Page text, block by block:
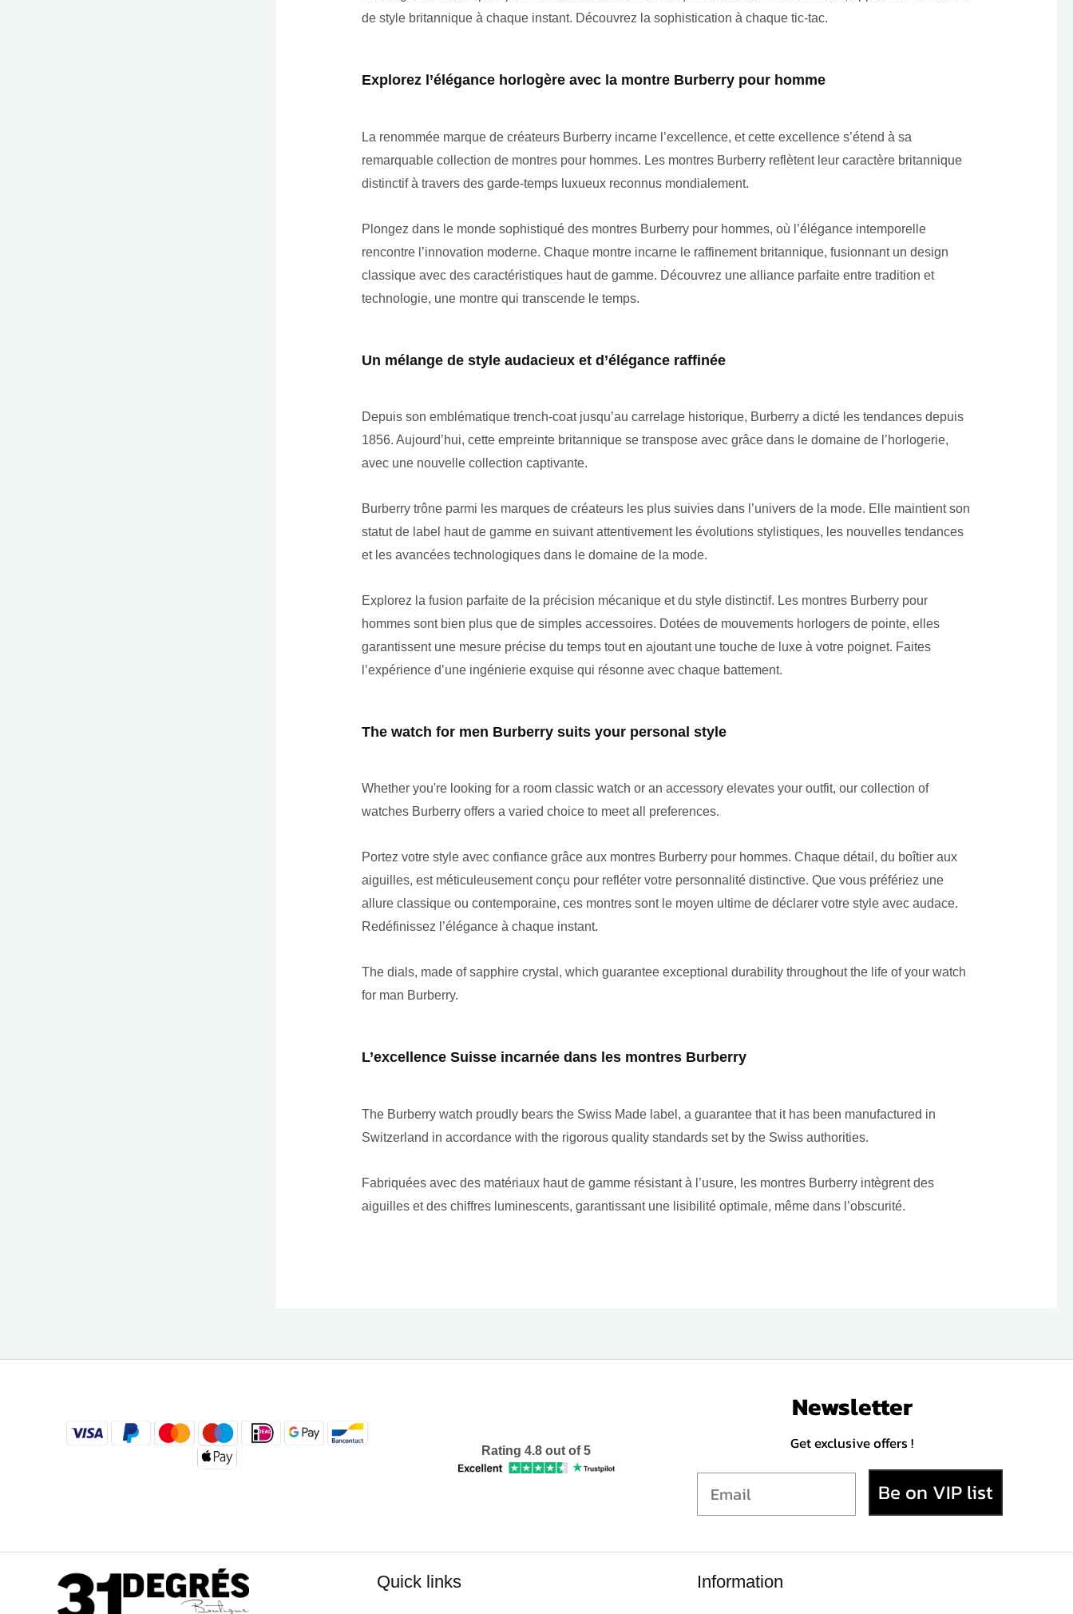
de style britannique à chaque instant. Découvrez la sophistication à chaque tic-tac.
Explorez l’élégance horlogère avec la montre Burberry pour homme
La renommée marque de créateurs Burberry incarne l’excellence, et cette excellence s’étend à sa
remarquable collection de montres pour hommes. Les montres Burberry reflètent leur caractère britannique
distinctif à travers des garde-temps luxueux reconnus mondialement.
Plongez dans le monde sophistiqué des montres Burberry pour hommes, où l’élégance intemporelle
rencontre l’innovation moderne. Chaque montre incarne le raffinement britannique, fusionnant un design
classique avec des caractéristiques haut de gamme. Découvrez une alliance parfaite entre tradition et
technologie, une montre qui transcende le temps.
Un mélange de style audacieux et d’élégance raffinée
Depuis son emblématique trench-coat jusqu’au carrelage historique, Burberry a dicté les tendances depuis
1856. Aujourd’hui, cette empreinte britannique se transpose avec grâce dans le domaine de l’horlogerie,
avec une nouvelle collection captivante.
Burberry trône parmi les marques de créateurs les plus suivies dans l’univers de la mode. Elle maintient son
statut de label haut de gamme en suivant attentivement les évolutions stylistiques, les nouvelles tendances
et les avancées technologiques dans le domaine de la mode.
Explorez la fusion parfaite de la précision mécanique et du style distinctif. Les montres Burberry pour
hommes sont bien plus que de simples accessoires. Dotées de mouvements horlogers de pointe, elles
garantissent une mesure précise du temps tout en ajoutant une touche de luxe à votre poignet. Faites
l’expérience d’une ingénierie exquise qui résonne avec chaque battement.
The watch for men Burberry suits your personal style
Whether you're looking for a room classic watch or an accessory elevates your outfit, our collection of
watches Burberry offers a varied choice to meet all preferences.
Portez votre style avec confiance grâce aux montres Burberry pour hommes. Chaque détail, du boîtier aux
aiguilles, est méticuleusement conçu pour refléter votre personnalité distinctive. Que vous préfériez une
allure classique ou contemporaine, ces montres sont le moyen ultime de déclarer votre style avec audace.
Redéfinissez l’élégance à chaque instant.
The dials, made of sapphire crystal, which guarantee exceptional durability throughout the life of your watch
for man Burberry.
L’excellence Suisse incarnée dans les montres Burberry
The Burberry watch proudly bears the Swiss Made label, a guarantee that it has been manufactured in
Switzerland in accordance with the rigorous quality standards set by the Swiss authorities.
Fabriquées avec des matériaux haut de gamme résistant à l’usure, les montres Burberry intègrent des
aiguilles et des chiffres luminescents, garantissant une lisibilité optimale, même dans l’obscurité.
Rating 4.8 out of 5
Newsletter
Get exclusive offers !
Be on VIP list
Quick links Information